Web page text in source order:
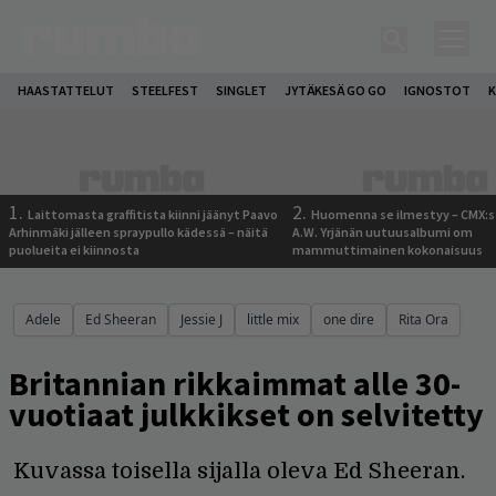
HAASTATTELUT STEELFEST SINGLET JYTÄKESÄ GO GO IGNOSTOT
1. Laittomasta graffitista kiinni jäänyt Paavo
Arhinmäki jälleen spraypullo kädessä – näitä
puolueita ei kiinnosta
2. Huomenna se ilmestyy –
A.W. Yrjänän uutuusalbumi om
mammuttimainen kokonaisuus
Adele Ed Sheeran Jessie J little mix one dire Rita Ora
Britannian rikkaimmat alle 30-
vuotiaat julkkikset on selvitetty
Kuvassa toisella sijalla oleva Ed Sheeran.